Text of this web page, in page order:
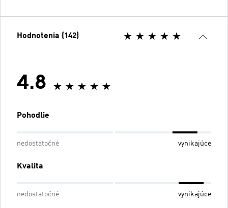
Hodnotenia (142)
4.8
Pohodlie
nedostatočné vynikajúce
Kvalita
nedostatočné vynikajúce